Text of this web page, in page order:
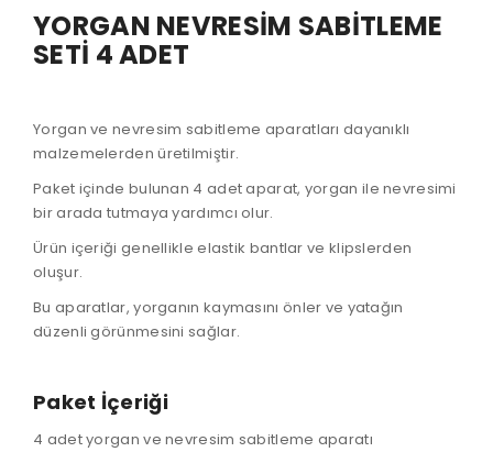
YORGAN NEVRESİM SABİTLEME
SETİ 4 ADET
Yorgan ve nevresim sabitleme aparatları dayanıklı
malzemelerden üretilmiştir.
Paket içinde bulunan 4 adet aparat, yorgan ile nevresimi
bir arada tutmaya yardımcı olur.
Ürün içeriği genellikle elastik bantlar ve klipslerden
oluşur.
Bu aparatlar, yorganın kaymasını önler ve yatağın
düzenli görünmesini sağlar.
Paket İçeriği
4 adet yorgan ve nevresim sabitleme aparatı